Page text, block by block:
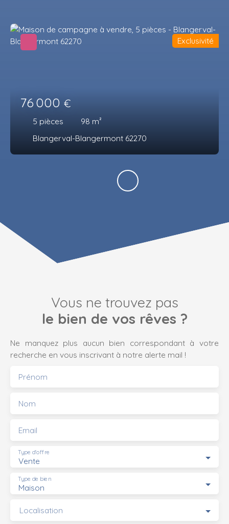
76 000 €
5 pièces 98 m²
Blangerval-Blangermont 62270
Exclusivité
Vous ne trouvez pas
le bien de vos rêves ?
Ne manquez plus aucun bien correspondant à votre
recherche en vous inscrivant à notre alerte mail !
Prénom
Nom
Email
Vente
Type d'offre
Maison
Type de bien
Localisation